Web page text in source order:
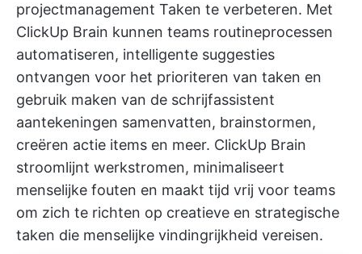
projectmanagement Taken te verbeteren. Met
ClickUp Brain kunnen teams routineprocessen
automatiseren, intelligente suggesties
ontvangen voor het prioriteren van taken en
gebruik maken van de schrijfassistent
aantekeningen samenvatten, brainstormen,
creëren actie items en meer. ClickUp Brain
stroomlijnt werkstromen, minimaliseert
menselijke fouten en maakt tijd vrij voor teams
om zich te richten op creatieve en strategische
taken die menselijke vindingrijkheid vereisen.